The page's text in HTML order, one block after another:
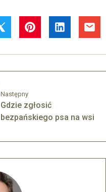
Następny
Gdzie zgłosić
bezpańskiego psa na wsi